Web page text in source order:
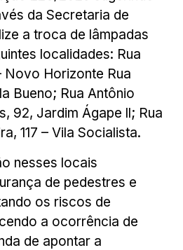
da Secretaria de
a troca de lâmpadas
localidades: Rua
Horizonte Rua
Bueno; Rua Antônio
92, Jardim Ágape ll; Rua
117 – Vila Socialista.
nesses locais
de pedestres e
os riscos de
a ocorrência de
de apontar a